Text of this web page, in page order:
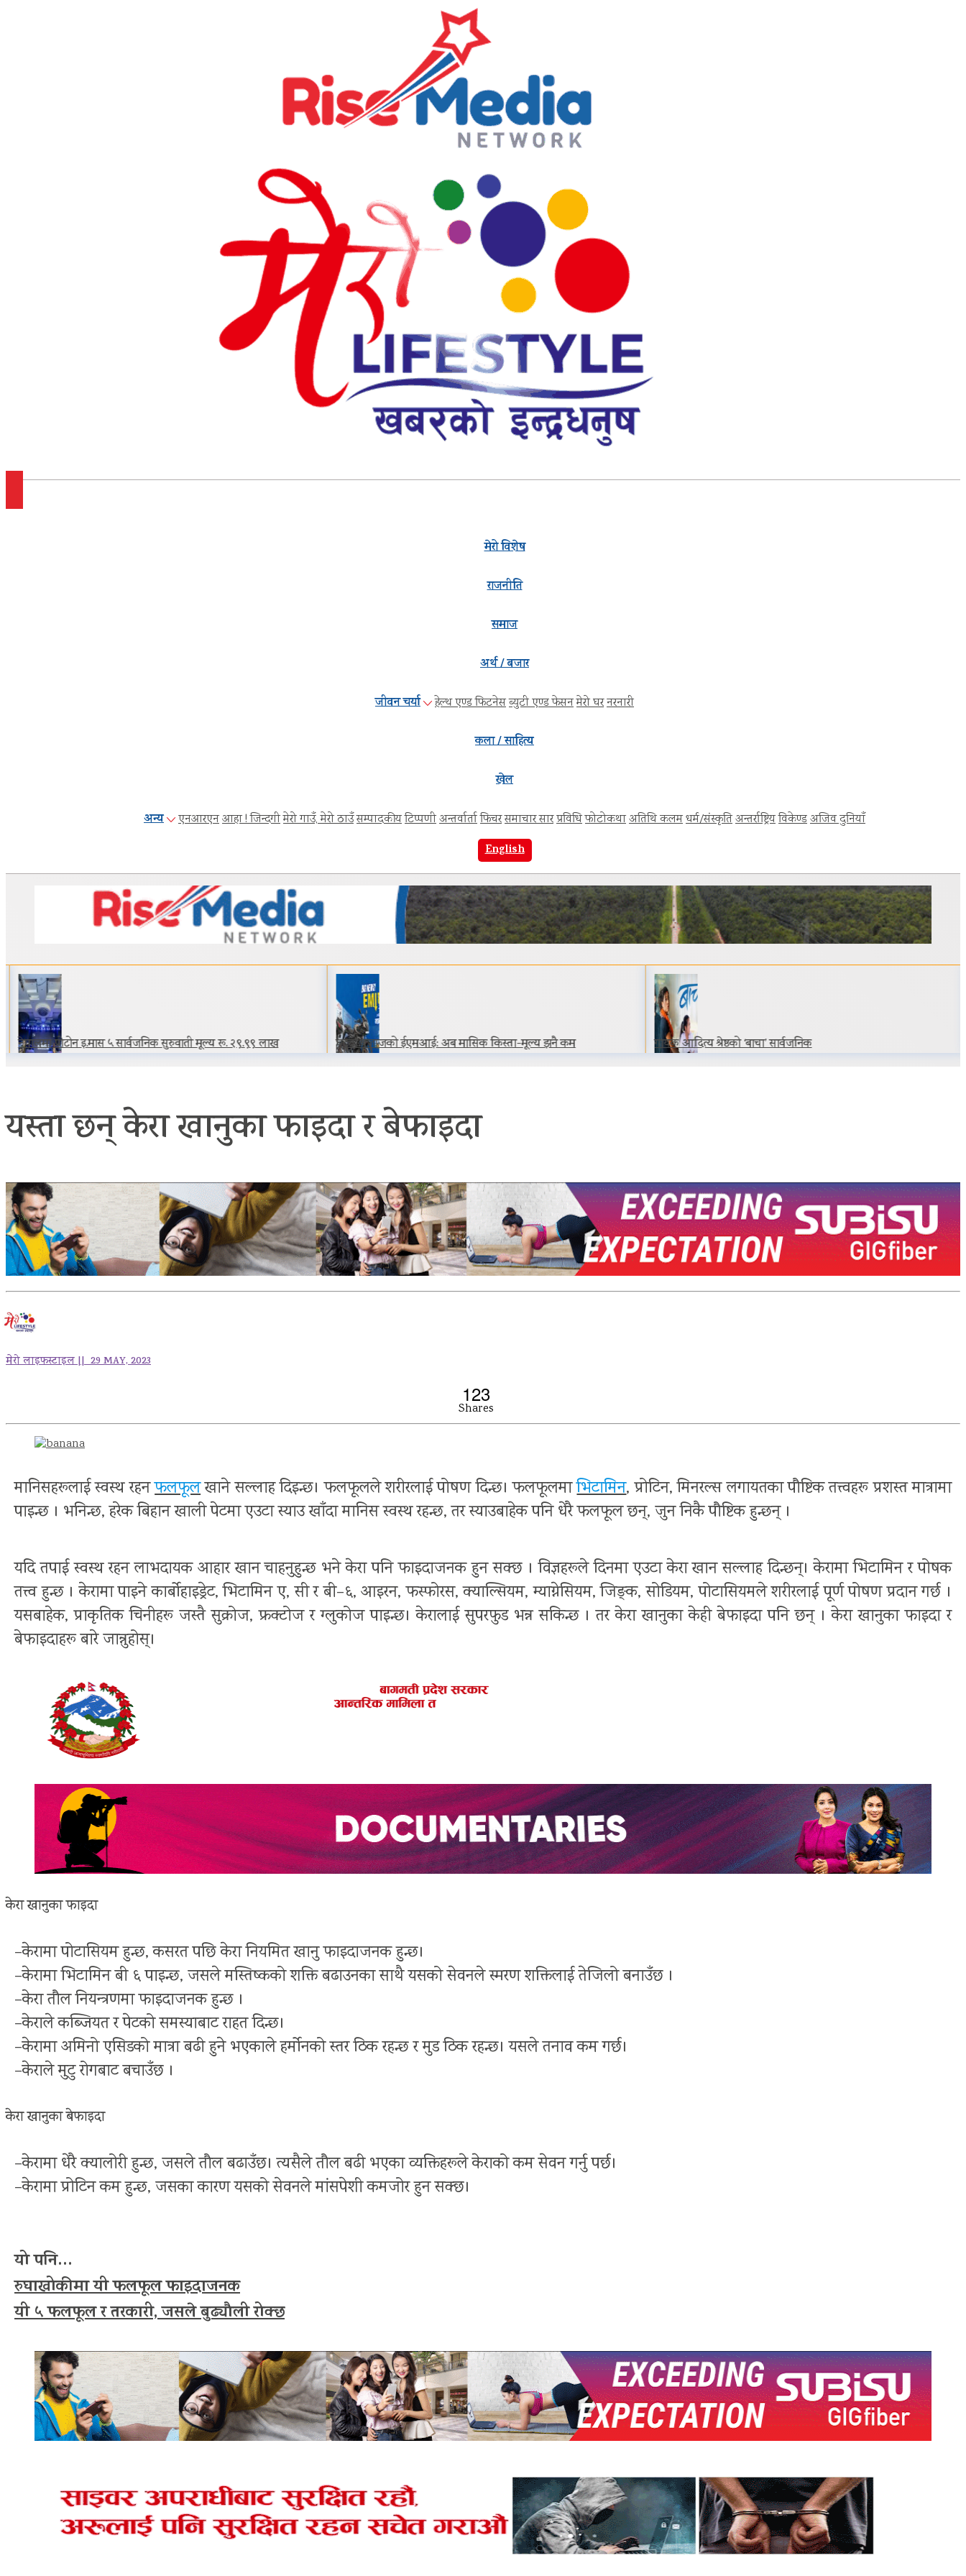
मेरो विशेष
राजनीति
समाज
अर्थ / बजार
जीवन चर्या हेल्थ एण्ड फिटनेसब्युटी एण्ड फेसनमेरो घरनरनारी
कला / साहित्य
खेल
अन्य एनआरएनआहा ! जिन्दगीमेरो गाउँ, मेरो ठाउँसम्पादकीयटिप्पणीअन्तर्वार्ताफिचरसमाचार सारप्रविधिफोटोकथाअतिथि कलमधर्म/संस्कृतिअन्तर्राष्ट्रियविकेण्डअजिव दुनियाँ
English
नेपालमा प्रोटोन इ.मास ५ सार्वजनिक सुरुवाती मूल्य रू. २९.९९ लाख घट्यो बजाजको ईएमआई: अब मासिक किस्ता-मूल्य झनै कम गायक आदित्य श्रेष्ठको ‘बाचा’ सार्वजनिक
यस्ता छन् केरा खानुका फाइदा र बेफाइदा
मेरो लाइफस्टाइल ||29 MAY, 2023
123
Shares
मानिसहरूलाई स्वस्थ रहनफलफूलखाने सल्लाह दिइन्छ। फलफूलले शरीरलाई पोषण दिन्छ। फलफूलमाभिटामिन, प्रोटिन, मिनरल्स लगायतका पौष्टिक तत्त्वहरू प्रशस्त मात्रामा
पाइन्छ । भनिन्छ, हरेक बिहान खाली पेटमा एउटा स्याउ खाँदा मानिस स्वस्थ रहन्छ, तर स्याउबाहेक पनि धेरै फलफूल छन्, जुन निकै पौष्टिक हुन्छन् ।
यदि तपाई स्वस्थ रहन लाभदायक आहार खान चाहनुहुन्छ भने केरा पनि फाइदाजनक हुन सक्छ । विज्ञहरूले दिनमा एउटा केरा खान सल्लाह दिन्छन्। केरामा भिटामिन र पोषक
तत्त्व हुन्छ । केरामा पाइने कार्बोहाइड्रेट, भिटामिन ए, सी र बी–६, आइरन, फस्फोरस, क्याल्सियम, म्याग्नेसियम, जिङ्क, सोडियम, पोटासियमले शरीरलाई पूर्ण पोषण प्रदान गर्छ ।
यसबाहेक, प्राकृतिक चिनीहरू जस्तै सुक्रोज, फ्रक्टोज र ग्लुकोज पाइन्छ। केरालाई सुपरफुड भन्न सकिन्छ । तर केरा खानुका केही बेफाइदा पनि छन् । केरा खानुका फाइदा र
बेफाइदाहरू बारे जान्नुहोस्।
केरा खानुका फाइदा
–केरामा पोटासियम हुन्छ, कसरत पछि केरा नियमित खानु फाइदाजनक हुन्छ।
–केरामा भिटामिन बी ६ पाइन्छ, जसले मस्तिष्कको शक्ति बढाउनका साथै यसको सेवनले स्मरण शक्तिलाई तेजिलो बनाउँछ ।
–केरा तौल नियन्त्रणमा फाइदाजनक हुन्छ ।
–केराले कब्जियत र पेटको समस्याबाट राहत दिन्छ।
–केरामा अमिनो एसिडको मात्रा बढी हुने भएकाले हर्मोनको स्तर ठिक रहन्छ र मुड ठिक रहन्छ। यसले तनाव कम गर्छ।
–केराले मुटु रोगबाट बचाउँछ ।
केरा खानुका बेफाइदा
–केरामा धेरै क्यालोरी हुन्छ, जसले तौल बढाउँछ। त्यसैले तौल बढी भएका व्यक्तिहरूले केराको कम सेवन गर्नु पर्छ।
–केरामा प्रोटिन कम हुन्छ, जसका कारण यसको सेवनले मांसपेशी कमजोर हुन सक्छ।
यो पनि…
रुघाखोकीमा यी फलफूल फाइदाजनक
यी ५ फलफूल र तरकारी, जसले बुढ्यौली रोक्छ